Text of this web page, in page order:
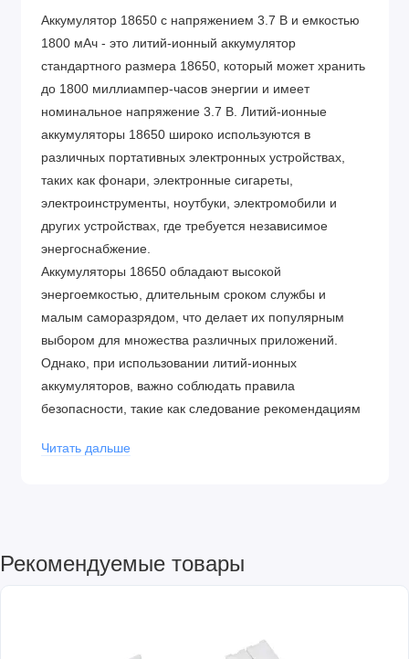
Аккумулятор 18650 с напряжением 3.7 В и емкостью
1800 мАч - это литий-ионный аккумулятор
стандартного размера 18650, который может хранить
до 1800 миллиампер-часов энергии и имеет
номинальное напряжение 3.7 В. Литий-ионные
аккумуляторы 18650 широко используются в
различных портативных электронных устройствах,
таких как фонари, электронные сигареты,
электроинструменты, ноутбуки, электромобили и
других устройствах, где требуется независимое
энергоснабжение.
Аккумуляторы 18650 обладают высокой
энергоемкостью, длительным сроком службы и
малым саморазрядом, что делает их популярным
выбором для множества различных приложений.
Однако, при использовании литий-ионных
аккумуляторов, важно соблюдать правила
безопасности, такие как следование рекомендациям
использованию аккумуляторов, чтобы предотвратить
Читать дальше
Рекомендуемые товары